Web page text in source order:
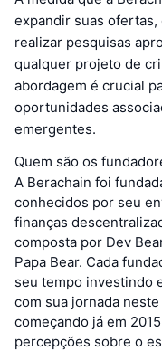
expandir suas
realizar pesquisas
qualquer projeto de
abordagem é crucial
oportunidades
emergentes.
Quem são os
A Berachain foi
conhecidos por seu
finanças
composta por Dev
Papa Bear. Cada
seu tempo investindo
com sua jornada
começando já em
percepções sobre o